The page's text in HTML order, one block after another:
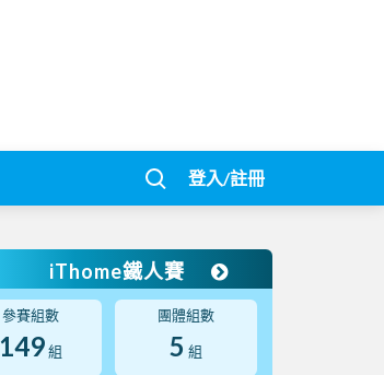
登入/註冊
iThome鐵人賽
參賽組數
149組
團體組數
5 組